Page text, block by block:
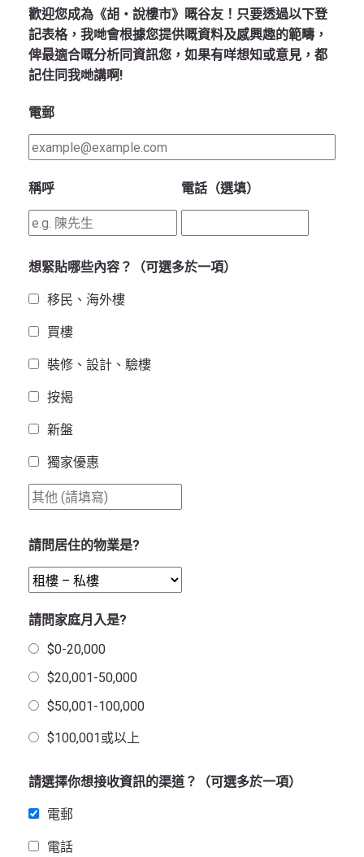
歡迎您成為《胡‧說樓市》嘅谷友！只要透過以下登
記表格，我哋會根據您提供嘅資料及感興趣的範疇，
俾最適合嘅分析同資訊您，如果有咩想知或意見，都
記住同我哋講啊!
電郵
稱呼 電話（選填）
想緊貼哪些內容？（可選多於一項）
移民、海外樓
買樓
裝修、設計、驗樓
按揭
新盤
獨家優惠
請問居住的物業是?
請問家庭月入是?
$0-20,000
$20,001-50,000
$50,001-100,000
$100,001或以上
請選擇你想接收資訊的渠道？（可選多於一項）
電郵
電話